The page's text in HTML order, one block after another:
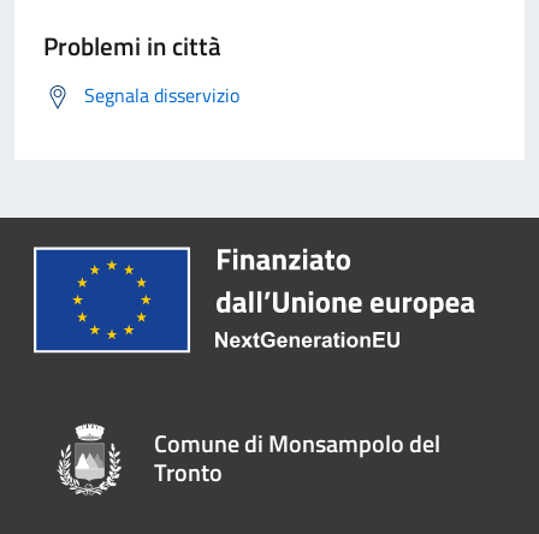
Problemi in città
Segnala disservizio
Comune di Monsampolo del
Tronto